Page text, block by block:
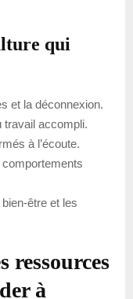
qui
et la déconnexion.
travail accompli.
à l’écoute.
être et les
ressources
à